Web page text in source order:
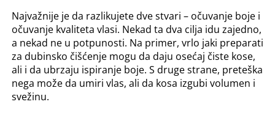
Najvažnije je da razlikujete dve stvari – očuvanje boje i
očuvanje kvaliteta vlasi. Nekad ta dva cilja idu zajedno,
a nekad ne u potpunosti. Na primer, vrlo jaki preparati
za dubinsko čišćenje mogu da daju osećaj čiste kose,
ali i da ubrzaju ispiranje boje. S druge strane, preteška
nega može da umiri vlas, ali da kosa izgubi volumen i
svežinu.